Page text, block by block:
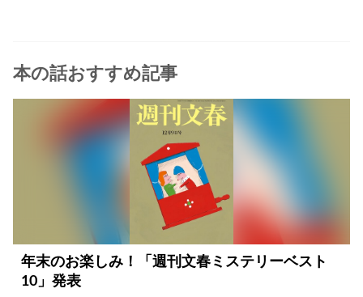
本の話おすすめ記事
年末のお楽しみ！「週刊文春ミステリーベスト
10」発表